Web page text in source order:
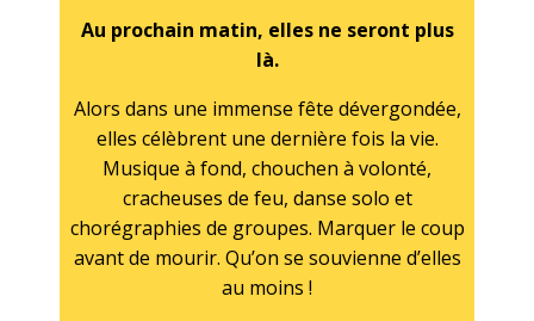
Au prochain matin, elles ne seront plus
là.
Alors dans une immense fête dévergondée,
elles célèbrent une dernière fois la vie.
Musique à fond, chouchen à volonté,
cracheuses de feu, danse solo et
chorégraphies de groupes. Marquer le coup
avant de mourir. Qu’on se souvienne d’elles
au moins !